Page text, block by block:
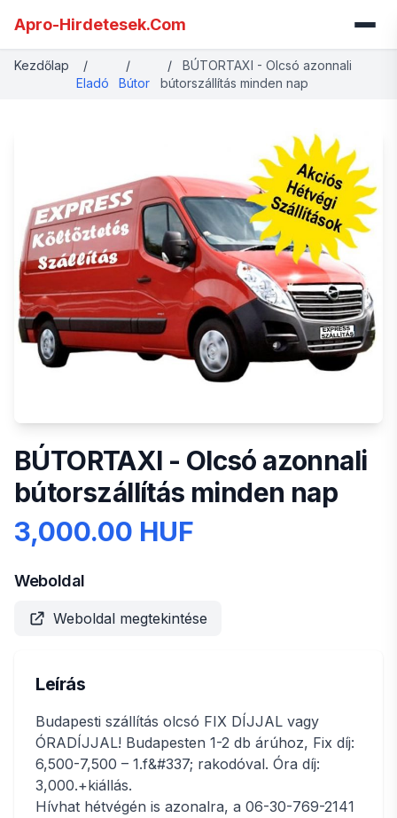
Apro-Hirdetesek.Com
Kezdőlap
/
Eladó
/
Bútor
/
BÚTORTAXI - Olcsó azonnali
bútorszállítás minden nap
BÚTORTAXI - Olcsó azonnali
bútorszállítás minden nap
3,000.00 HUF
Weboldal
Weboldal megtekintése
Leírás
Budapesti szállítás olcsó FIX DÍJJAL vagy
ÓRADÍJJAL! Budapesten 1-2 db árúhoz, Fix díj:
6,500-7,500 – 1.f&#337; rakodóval. Óra díj:
3,000.+kiállás.
Hívhat hétvégén is azonalra, a 06-30-769-2141